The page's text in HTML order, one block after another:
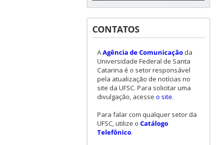
CONTATOS
AAgência de Comunicaçãoda
Universidade Federal de Santa
Catarina é o setor responsável
pela atualização de notícias no
site da UFSC. Para solicitar uma
divulgação, acesse o site.
Para falar com qualquer setor da
UFSC, utilize o Catálogo
Telefônico.